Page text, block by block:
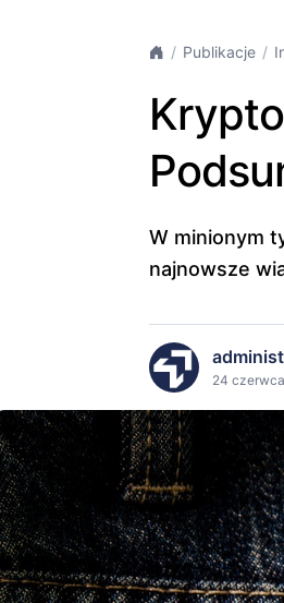
Publikacje
W minionym
najnowsze
24